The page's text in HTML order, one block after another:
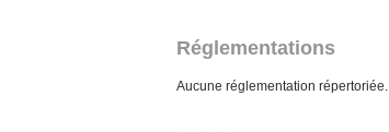
Réglementations
Aucune réglementation répertoriée.